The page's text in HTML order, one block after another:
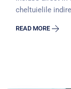
cheltuielile
READ MORE